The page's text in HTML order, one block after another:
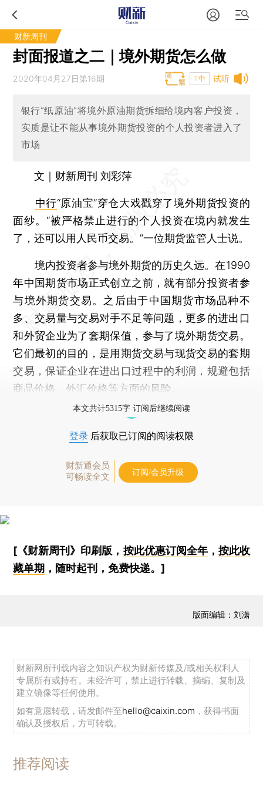
财新周刊
封面报道之二｜境外期货怎么做
试听
2020年04月27日第16期 T中
银行“纸原油”将境外原油期货拆细给境内客户投资，
实质是让不能从事境外期货投资的个人投资者进入了
市场
文｜财新周刊 刘彩萍
中行“原油宝”穿仓大戏戳穿了境外期货投资的
面纱。“被严格禁止进行的个人投资在境内就发生
了，还可以用人民币交易。”一位期货监管人士说。
境内投资者参与境外期货的历史久远。在1990
年中国期货市场正式创立之前，就有部分投资者参
与境外期货交易。之后由于中国期货市场品种不
多、交易量与交易对手不足等问题，更多的进出口
和外贸企业为了套期保值，参与了境外期货交易。
它们最初的目的，是用期货交易与现货交易的套期
交易，保证企业在进出口过程中的利润，规避包括
商品价格、外汇价格等方面的风险。
本文共计5315字 订阅后继续阅读
登录 后获取已订阅的阅读权限
财新通会员
可畅读全文
订阅/会员升级
[《财新周刊》印刷版， 按此优惠订阅全年， 按此收
藏单期 ，随时起刊，免费快递。]
版面编辑：刘潇
财新网所刊载内容之知识产权为财新传媒及/或相关权利人
专属所有或持有。未经许可，禁止进行转载、摘编、复制及
建立镜像等任何使用。
如有意愿转载，请发邮件至hello@caixin.com ，获得书面
确认及授权后，方可转载。
推荐阅读